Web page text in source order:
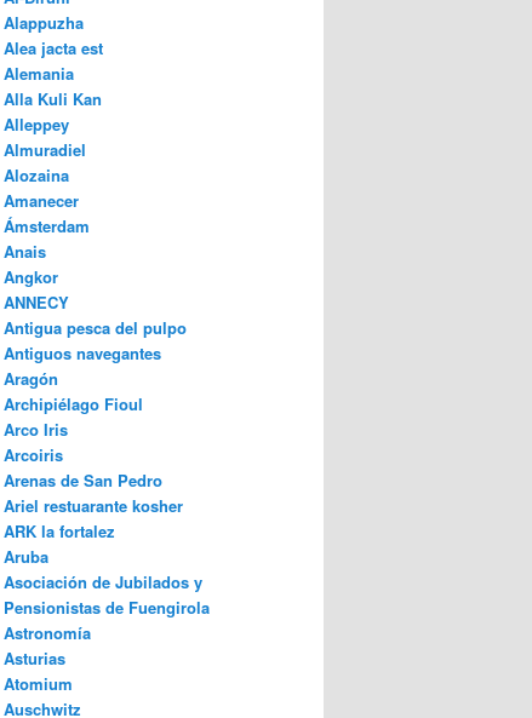
Alappuzha
Alea jacta est
Alemania
Alla Kuli Kan
Alleppey
Almuradiel
Alozaina
Amanecer
Ámsterdam
Anais
Angkor
ANNECY
Antigua pesca del pulpo
Antiguos navegantes
Aragón
Archipiélago Fioul
Arco Iris
Arcoiris
Arenas de San Pedro
Ariel restuarante kosher
ARK la fortalez
Aruba
Asociación de Jubilados y
Pensionistas de Fuengirola
Astronomía
Asturias
Atomium
Auschwitz